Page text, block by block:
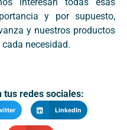
y por supuesto,
y nuestros productos
necesidad.
tus redes sociales:
LinkedIn